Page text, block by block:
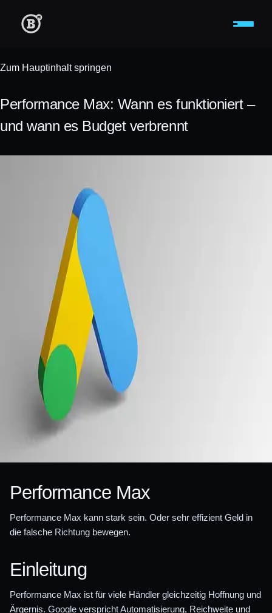
Zum Hauptinhalt springen
Performance Max: Wann es funktioniert –
und wann es Budget verbrennt
Performance Max
Performance Max kann stark sein. Oder sehr effizient Geld in
die falsche Richtung bewegen.
Einleitung
Performance Max ist für viele Händler gleichzeitig Hoffnung und
Ärgernis. Google verspricht Automatisierung, Reichweite und